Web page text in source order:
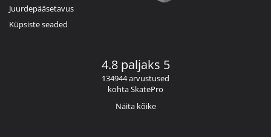
Juurdepääsetavus
Küpsiste seaded
4.8 paljaks 5
134944 arvustused
kohta SkatePro
Näita kõike